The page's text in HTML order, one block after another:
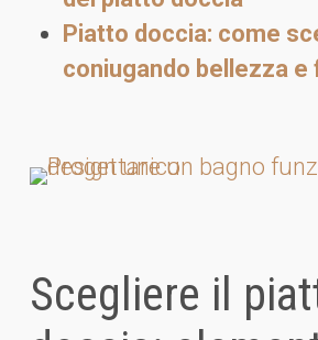
Piatto doccia: come
coniugando bellezza e
Scegliere il